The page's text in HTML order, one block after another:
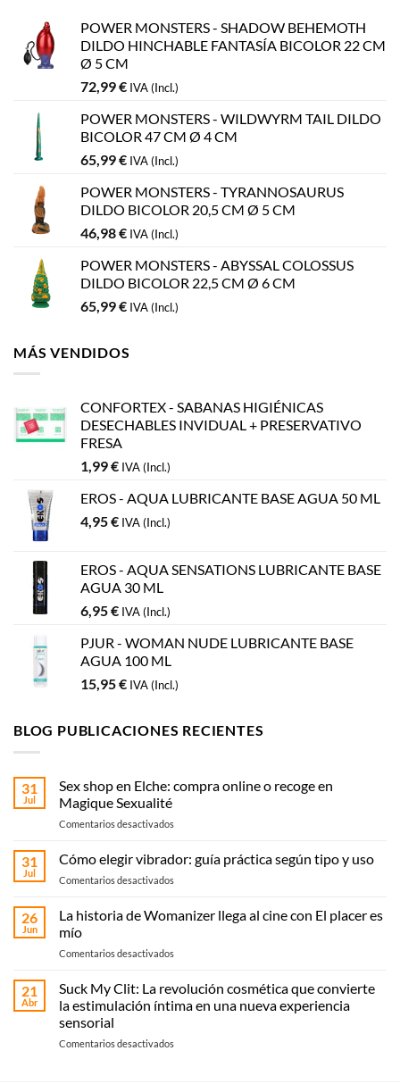
POWER MONSTERS - SHADOW BEHEMOTH
DILDO HINCHABLE FANTASÍA BICOLOR 22 CM
Ø 5 CM
72,99€ IVA (Incl.)
POWER MONSTERS - WILDWYRM TAIL DILDO
BICOLOR 47 CM Ø 4 CM
65,99€ IVA (Incl.)
POWER MONSTERS - TYRANNOSAURUS
DILDO BICOLOR 20,5 CM Ø 5 CM
46,98€ IVA (Incl.)
POWER MONSTERS - ABYSSAL COLOSSUS
DILDO BICOLOR 22,5 CM Ø 6 CM
65,99€ IVA (Incl.)
MÁS VENDIDOS
CONFORTEX - SABANAS HIGIÉNICAS
DESECHABLES INVIDUAL + PRESERVATIVO
FRESA
1,99€ IVA (Incl.)
EROS - AQUA LUBRICANTE BASE AGUA 50 ML
4,95€ IVA (Incl.)
EROS - AQUA SENSATIONS LUBRICANTE BASE
AGUA 30 ML
6,95€ IVA (Incl.)
PJUR - WOMAN NUDE LUBRICANTE BASE
AGUA 100 ML
15,95€ IVA (Incl.)
BLOG PUBLICACIONES RECIENTES
31
Jul
Sex shop en Elche: compra online o recoge en
Magique Sexualité
Comentarios desactivadosen
shop
en
Elche:
online
en
Sexualité
31
Jul
Cómo elegir vibrador: guía práctica según tipo y uso
Comentarios desactivadosen
elegir
vibrador:
práctica
tipo
26
Jun
La historia de Womanizer llega al cine con El placer es
mío
Comentarios desactivadosen
historia
de
Womanizer
al
21
Abr
Suck My Clit: La revolución cosmética que convierte
la estimulación íntima en una nueva experiencia
sensorial
Comentarios desactivadosen